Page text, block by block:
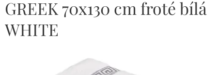
GREEK 70x130 cm froté bílá
WHITE